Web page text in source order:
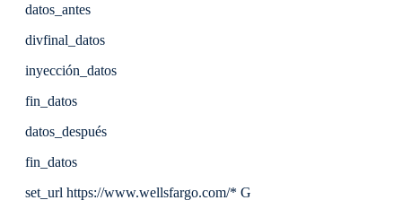
datos_antes
divfinal_datos
inyección_datos
fin_datos
datos_después
fin_datos
set_url https://www.wellsfargo.com/* G